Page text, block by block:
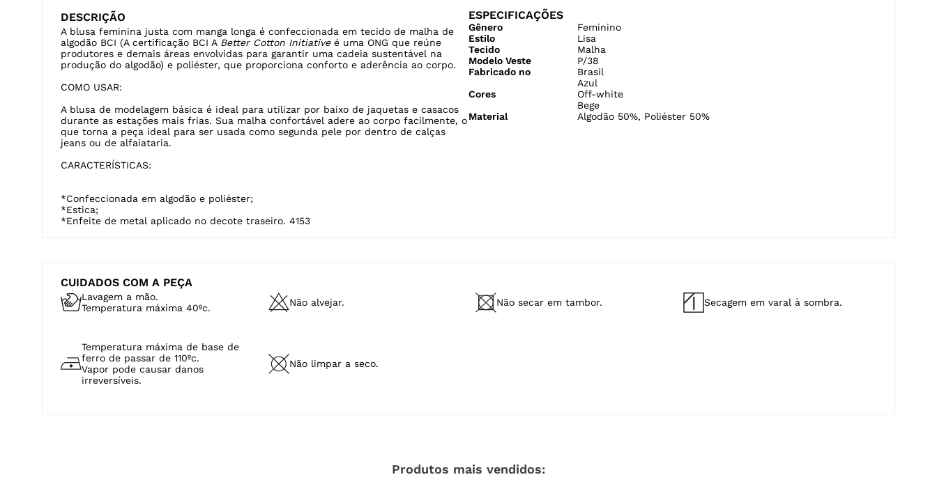
DESCRIÇÃO
A blusa feminina justa com manga longa é confeccionada em tecido de malha de
algodão BCI (A certificação BCI A Better Cotton Initiative é uma ONG que reúne
produtores e demais áreas envolvidas para garantir uma cadeia sustentável na
produção do algodão) e poliéster, que proporciona conforto e aderência ao corpo.
COMO USAR:
A blusa de modelagem básica é ideal para utilizar por baixo de jaquetas e casacos
durante as estações mais frias. Sua malha confortável adere ao corpo facilmente, o
que torna a peça ideal para ser usada como segunda pele por dentro de calças
jeans ou de alfaiataria.
CARACTERÍSTICAS:
*Confeccionada em algodão e poliéster;
*Estica;
*Enfeite de metal aplicado no decote traseiro. 4153
ESPECIFICAÇÕES
Gênero
Feminino
Estilo
Lisa
Tecido
Malha
Modelo Veste
P/38
Fabricado no
Brasil
Cores
Azul
Off-white
Bege
Material
Algodão 50%, Poliéster 50%
CUIDADOS COM A PEÇA
Lavagem a mão.
Temperatura máxima 40ºc.
Não alvejar. Não secar em tambor. Secagem em varal à sombra.
Temperatura máxima de base de
ferro de passar de 110ºc.
Vapor pode causar danos
irreversíveis.
Não limpar a seco.
Produtos mais vendidos: